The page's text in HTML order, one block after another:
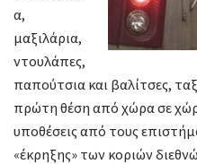
α,
μαξιλάρια,
ντουλάπες,
παπούτσια και βαλίτσες,
πρώτη θέση από χώρα σε
υποθέσεις από τους
«έκρηξης» των κοριών